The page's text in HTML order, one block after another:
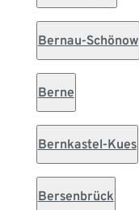
Bernau-Schönow
Berne
Bernkastel-Kues
Bersenbrück